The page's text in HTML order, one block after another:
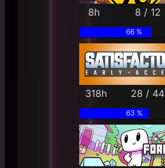
8h 8 / 12
66 %
318h 28 / 44
63 %